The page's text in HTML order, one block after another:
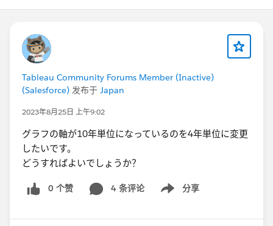
Tableau Community Forums Member (Inactive)
(Salesforce) 发布于 Japan
2023年8月25日 上午9:02
グラフの軸が10年単位になっているのを4年単位に変更
したいです。
どうすればよいでしょうか？
0 个赞 4 条评论 分享
Show menu